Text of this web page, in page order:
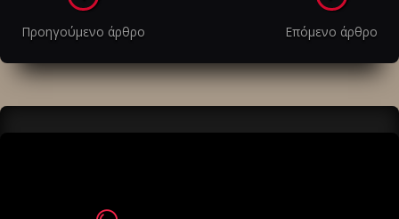
στα
άρθρα
Προηγούμενο άρθρο Επόμενο άρθρο